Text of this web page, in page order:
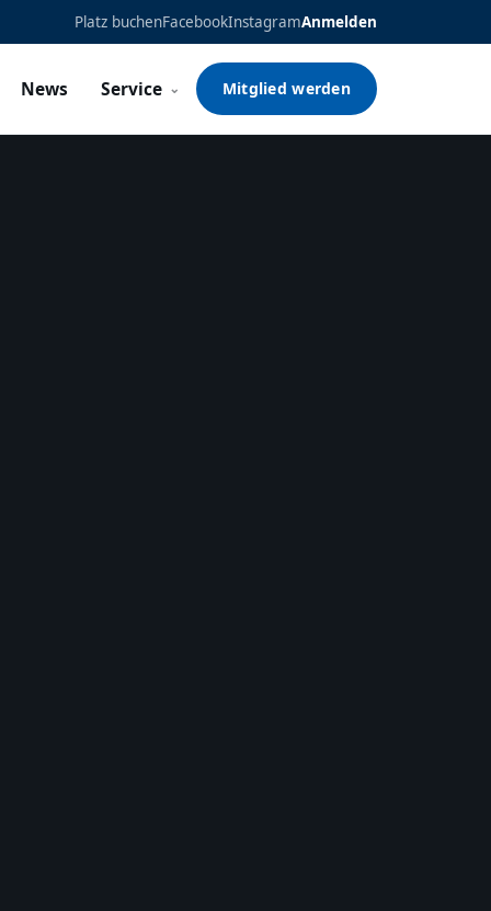
Platz buchenFacebookInstagramAnmelden
News Service Mitglied werden